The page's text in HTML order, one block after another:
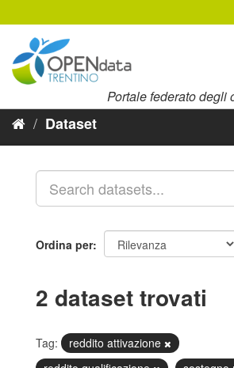
al
contenuto
Portale federato degli
Dataset
Ordina per
2 dataset trovati
Tag:
reddito attivazione